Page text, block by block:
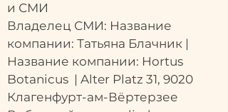
и СМИ
Владелец СМИ: Название
компании: Татьяна Блачник |
Название компании: Hortus
Botanicus | Alter Platz 31, 9020
Клагенфурт-ам-Вёртерзее